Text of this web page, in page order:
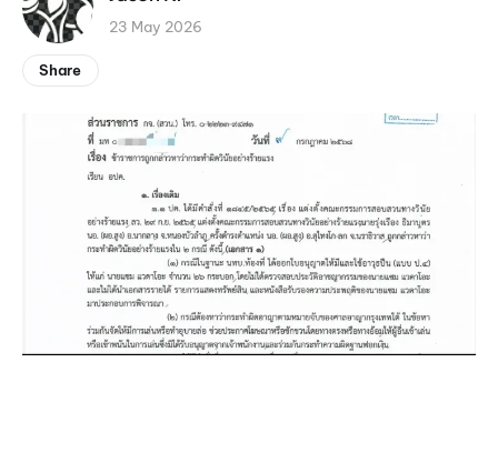
23 May 2026
Share